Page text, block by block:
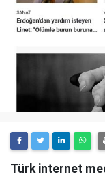
Türk internet